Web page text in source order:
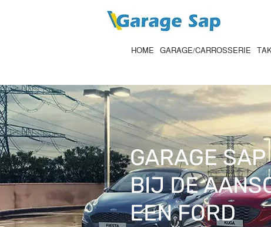
HOME GARAGE/CARROSSERIE
GARAGE
BIJ DE
EEN FORD